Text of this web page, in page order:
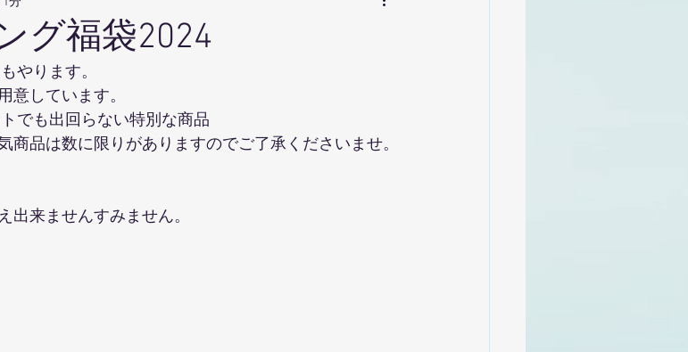
グ福袋2024
やります。
意しています。
でも出回らない特別な商品
商品は数に限りがありますのでご了承くださいませ。
出来ませんすみません。